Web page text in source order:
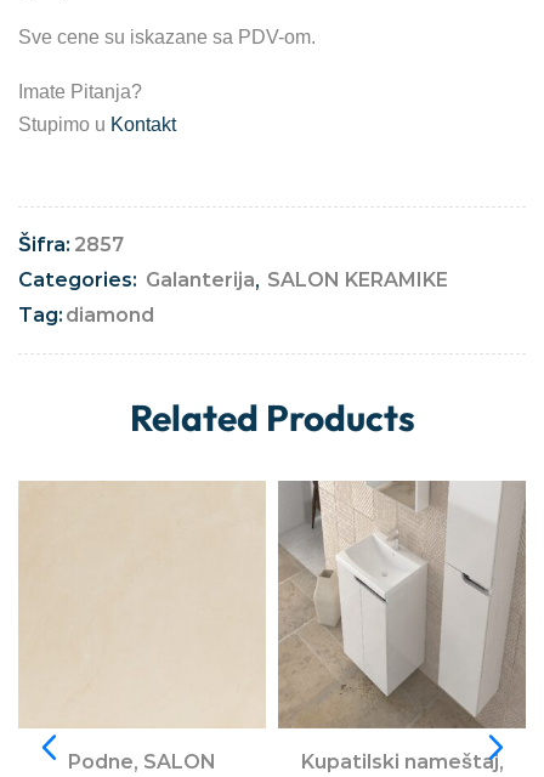
Sve cene su iskazane sa PDV-om.
Imate Pitanja?
Stupimo u Kontakt
Šifra: 2857
Categories: Galanterija, SALON KERAMIKE
Tag: diamond
Related Products
Podne, SALON
Kupatilski nameštaj,